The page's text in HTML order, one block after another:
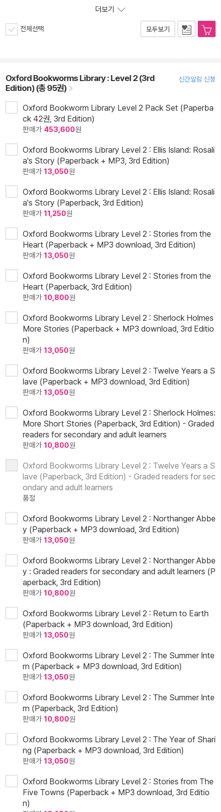
더보기
전체선택 모두보기
Oxford Bookworms Library : Level 2 (3rd
Edition) (총 95권)
신간알림 신청
Oxford Bookworm Library Level 2 Pack Set (Paperba
ck 42권, 3rd Edition)
판매가 453,600원
Oxford Bookworms Library Level 2 : Ellis Island: Rosali
a's Story (Paperback + MP3, 3rd Edition)
판매가 13,050원
Oxford Bookworms Library Level 2 : Ellis Island: Rosali
a's Story (Paperback, 3rd Edition)
판매가 11,250원
Oxford Bookworms Library Level 2 : Stories from the
Heart (Paperback + MP3 download, 3rd Edition)
판매가 13,050원
Oxford Bookworms Library Level 2 : Stories from the
Heart (Paperback, 3rd Edition)
판매가 10,800원
Oxford Bookworms Library Level 2 : Sherlock Holmes
More Stories (Paperback + MP3 download, 3rd Editio
n)
판매가 13,050원
Oxford Bookworms Library Level 2 : Twelve Years a S
lave (Paperback + MP3 download, 3rd Edition)
판매가 13,050원
Oxford Bookworms Library Level 2 : Sherlock Holmes:
More Short Stories (Paperback, 3rd Edition) - Graded
readers for secondary and adult learners
판매가 10,800원
Oxford Bookworms Library Level 2 : Twelve Years a S
lave (Paperback, 3rd Edition) - Graded readers for sec
ondary and adult learners
품절
Oxford Bookworms Library Level 2 : Northanger Abbe
y (Paperback + MP3 download, 3rd Edition)
판매가 13,050원
Oxford Bookworms Library Level 2 : Northanger Abbe
y : Graded readers for secondary and adult learners (P
aperback, 3rd Edition)
판매가 10,800원
Oxford Bookworms Library Level 2 : Return to Earth
(Paperback + MP3 download, 3rd Edition)
판매가 13,050원
Oxford Bookworms Library Level 2 : The Summer Inte
rn (Paperback + MP3 download, 3rd Edition)
판매가 13,050원
Oxford Bookworms Library Level 2 : The Summer Inte
rn (Paperback, 3rd Edition)
판매가 10,800원
Oxford Bookworms Library Level 2 : The Year of Shari
ng (Paperback + MP3 download, 3rd Edition)
판매가 13,050원
Oxford Bookworms Library Level 2 : Stories from The
Five Towns (Paperback + MP3 download, 3rd Editio
n)